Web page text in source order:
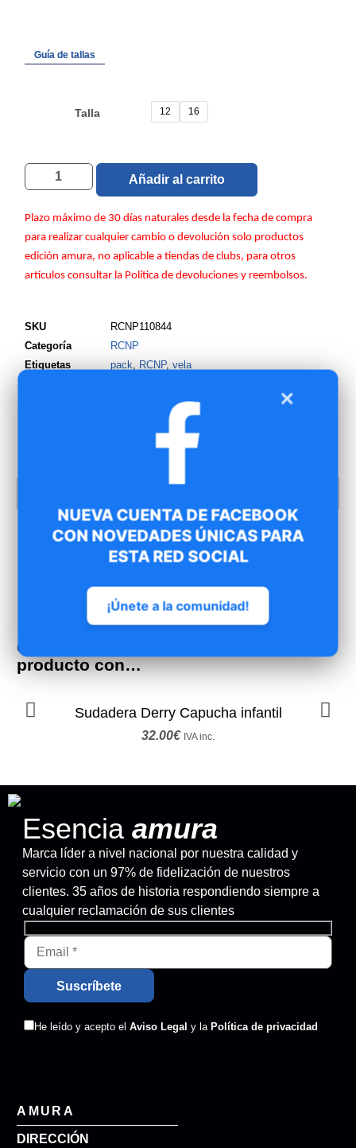
Guía de tallas
Talla 12 16
Añadir al carrito
Plazo máximo de 30 días naturales desde la fecha de compra
para realizar cualquier cambio o devolución solo productos
edición amura, no aplicable a tiendas de clubs, para otros
artículos consultar la Política de devoluciones y reembolsos.
SKU
RCNP110844
Categoría
RCNP
Etiquetas
pack RCNP, vela
Otros deportistas combinaron este
producto con…
Sudadera Derry Capucha infantil
32.00€ IVA inc.
Esencia amura
Marca líder a nivel nacional por nuestra calidad y
servicio con un 97% de fidelización de nuestros
clientes. 35 años de historia respondiendo siempre a
cualquier reclamación de sus clientes
He leído y acepto el Aviso Legal y la Política de privacidad
AMURA
DIRECCIÓN
×
NUEVA CUENTA DE FACEBOOK
CON NOVEDADES ÚNICAS PARA
ESTA RED SOCIAL
¡Únete a la comunidad!